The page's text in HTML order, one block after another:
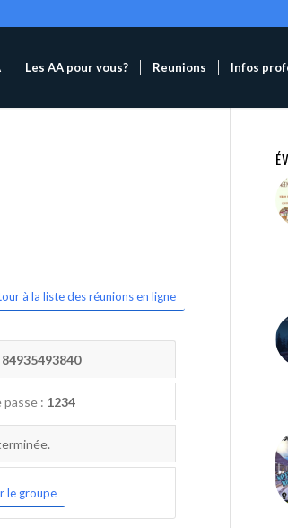
Les AA pour vous? Reunions Infos
à la liste des réunions en ligne
84935493840
: 1234
le groupe